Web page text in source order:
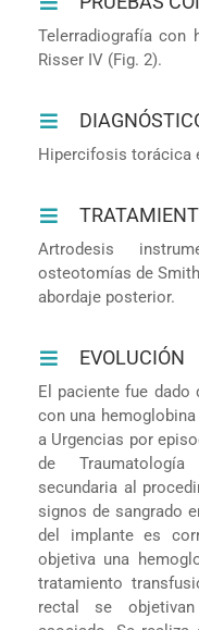
Telerradiografía con
Risser IV (Fig. 2).
Hipercifosis torácica
Artrodesis
osteotomías de
abordaje posterior.
EVOLUCIÓN
El paciente fue
con una
a Urgencias por
de
secundaria al
signos de sangrado
del implante es
objetiva una
tratamiento
rectal se